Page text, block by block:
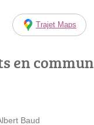
Trajet Maps
en commun
Baud